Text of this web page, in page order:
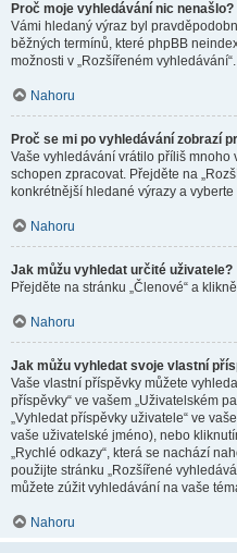
Proč moje vyhledávání nic nenašlo?
Vámi hledaný výraz byl
běžných termínů, které phpBB
možnosti v „Rozšířeném vyhledávání“.
Nahoru
Proč se mi po vyhledávání zobrazí
Vaše vyhledávání vrátilo příliš mnoho
schopen zpracovat. Přejděte na
konkrétnější hledané výrazy a
Nahoru
Jak můžu vyhledat určité uživatele?
Přejděte na stránku „Členové“ a
Nahoru
Jak můžu vyhledat svoje vlastní
Vaše vlastní příspěvky můžete
příspěvky“ ve vašem „Uživatelském
„Vyhledat příspěvky uživatele“ ve
vaše uživatelské jméno), nebo
„Rychlé odkazy“, která se nachází
použijte stránku „Rozšířené
můžete zúžit vyhledávání na vaše
Nahoru